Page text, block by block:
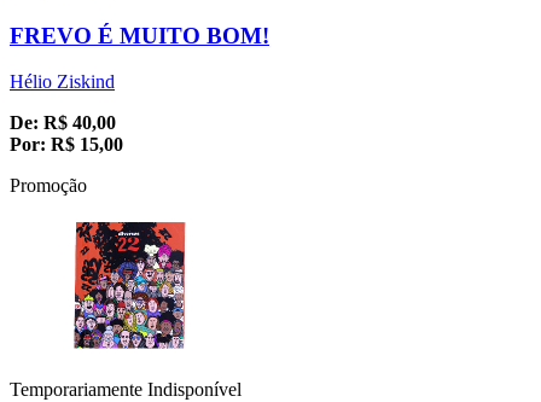
FREVO É MUITO BOM!
Hélio Ziskind
De: R$ 40,00
Por: R$ 15,00
Promoção
Temporariamente Indisponível